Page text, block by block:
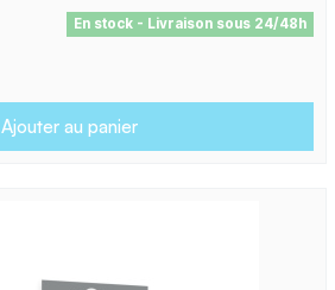
En stock - Livraison sous 24/48h
Ajouter au panier